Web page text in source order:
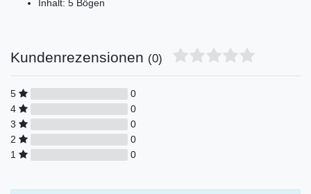
Inhalt: 5 Bögen
Kundenrezensionen (0)
5
0
4
0
3
0
2
0
1
0